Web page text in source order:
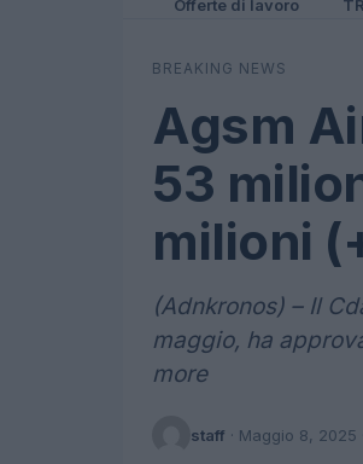
Offerte di lavoro
BREAKING NEWS
Agsm
53
milioni
(Adnkronos) – Il
maggio, ha
more
staff · Maggio 8, 2025